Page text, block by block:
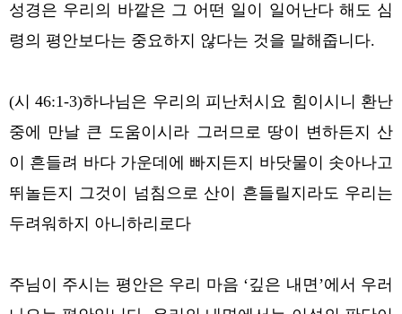
성경은 우리의 바깥은 그 어떤 일이 일어난다 해도 심
령의 평안보다는 중요하지 않다는 것을 말해줍니다.
(시 46:1-3)하나님은 우리의 피난처시요 힘이시니 환난
중에 만날 큰 도움이시라 그러므로 땅이 변하든지 산
이 흔들려 바다 가운데에 빠지든지 바닷물이 솟아나고
뛰놀든지 그것이 넘침으로 산이 흔들릴지라도 우리는
두려워하지 아니하리로다
주님이 주시는 평안은 우리 마음 ‘깊은 내면’에서 우러